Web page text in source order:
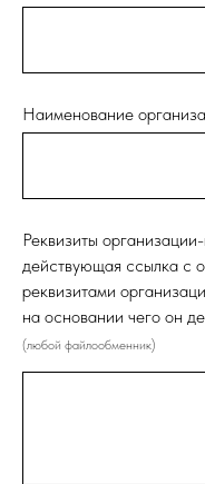
Наименование
Реквизиты
действующая ссылка с
реквизитами
на основании чего он
(любой файлообменник)